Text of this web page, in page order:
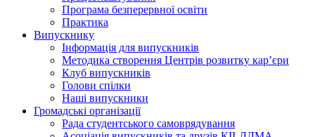
Програма безперервної освіти
Практика
Випускнику
Інформація для випускників
Методика створення Центрів розвитку кар’єри
Клуб випускників
Голови спілки
Наші випускники
Громадські організації
Рада студентського самоврядування